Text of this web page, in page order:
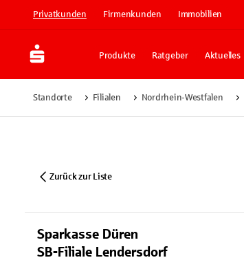
Privatkunden Firmenkunden Immobilien
Produkte Ratgeber Aktuelles
Standorte Filialen Nordrhein-Westfalen
Zurück zur Liste
Sparkasse Düren
SB-Filiale Lendersdorf